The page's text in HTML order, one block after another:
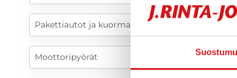
Pakettiautot ja kuorma-autot
Moottoripyörät